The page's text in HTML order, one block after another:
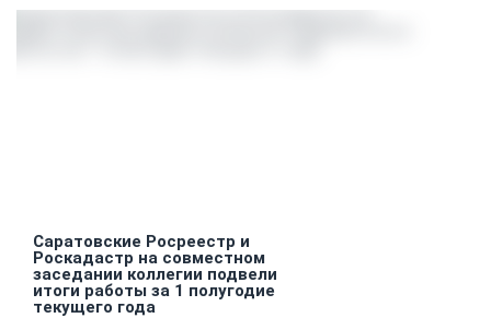
Саратовские Росреестр и
Роскадастр на совместном
заседании коллегии подвели
итоги работы за 1 полугодие
текущего года